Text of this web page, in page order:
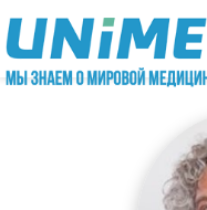
Перейти к